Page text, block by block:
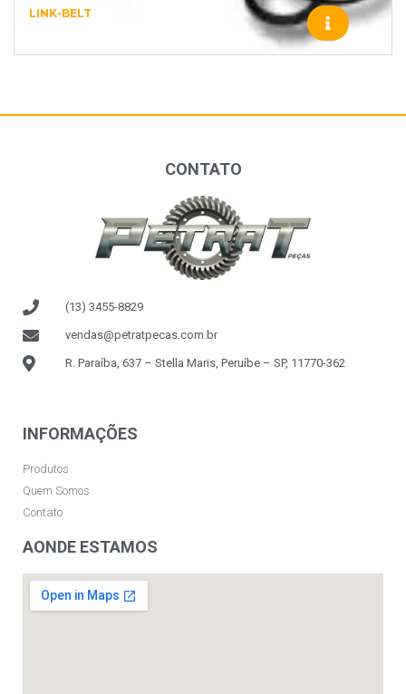
LINK-BELT
CONTATO
(13) 3455-8829
vendas@petratpecas.com.br
R. Paraíba, 637 – Stella Maris, Peruíbe – SP, 11770-362
INFORMAÇÕES
Produtos
Quem Somos
Contato
AONDE ESTAMOS